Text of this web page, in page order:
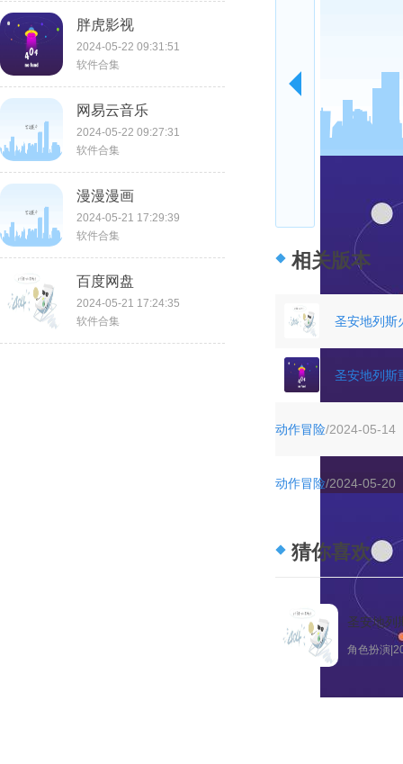
胖虎影视
2024-05-22 09:31:51
软件合集
网易云音乐
2024-05-22 09:27:31
软件合集
漫漫漫画
2024-05-21 17:29:39
软件合集
百度网盘
2024-05-21 17:24:35
软件合集
相关版本
圣安地列斯
圣安地列斯
动作冒险/2024-05-14
动作冒险/2024-05-20
猜你喜欢
圣安地列
角色扮演